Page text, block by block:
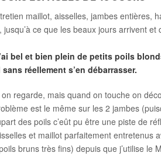
maillot, aisselles, jambes entières,
ce que les beaux jours arrivent et
bel et bien plein de petits poils
réellement s’en débarrasser.
on regarde, mais quand on touche on
est le même sur les 2 jambes
des poils c’eût pu être une piste de
et maillot parfaitement entretenus
bruns très fins) depuis que j’utilise le